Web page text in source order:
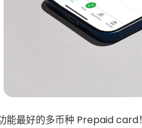
能最好的多币种 Prepaid card！